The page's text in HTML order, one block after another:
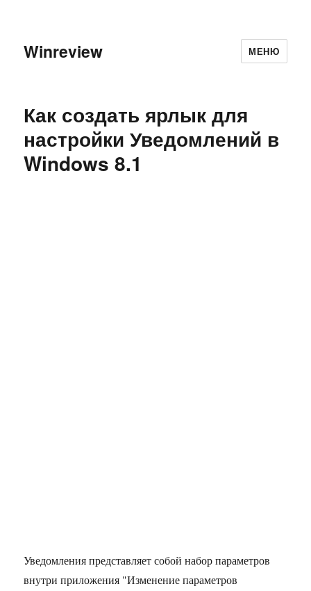
Winreview МЕНЮ
Как создать ярлык для
настройки Уведомлений в
Windows 8.1
Уведомления представляет собой набор параметров
внутри приложения "Изменение параметров